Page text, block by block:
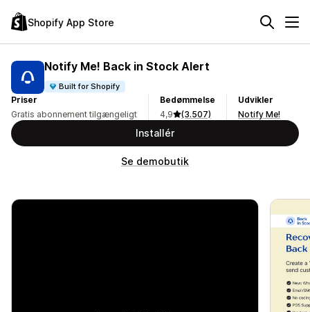
Shopify App Store
Notify Me! Back in Stock Alert
Built for Shopify
Priser
Gratis abonnement tilgængeligt
Bedømmelse
4,9
(3.507)
Udvikler
Notify Me!
Installér
Se demobutik